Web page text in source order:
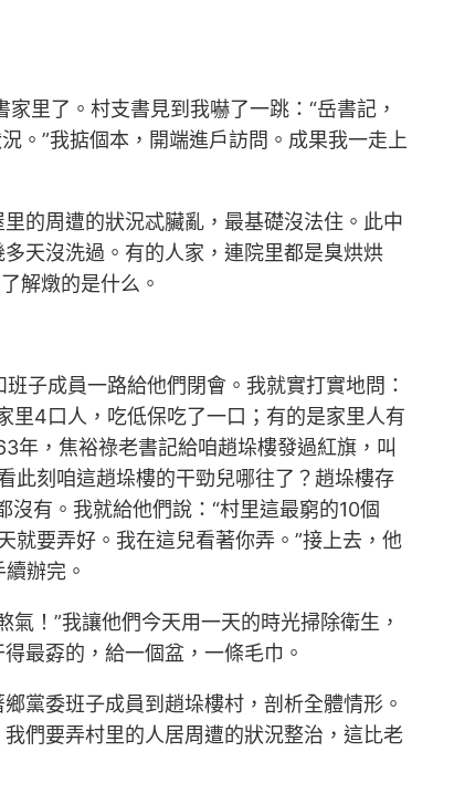
里了。村支書見到我嚇了一跳：“岳書記，
。”我掂個本，開端進戶訪問。成果我一走上
的周遭的狀況忒臟亂，最基礎沒法住。此中
天沒洗過。有的人家，連院里都是臭烘烘
解燉的是什么。
子成員一路給他們閉會。我就實打實地問：
里4口人，吃低保吃了一口；有的是家里人有
年，焦裕祿老書記給咱趙垛樓發過紅旗，叫
此刻咱這趙垛樓的干勁兒哪往了？趙垛樓存
有。我就給他們說：“村里這最窮的10個
就要弄好。我在這兒看著你弄。”接上去，他
辦完。
！”我讓他們今天用一天的時光掃除衛生，
最孬的，給一個盆，一條毛巾。
黨委班子成員到趙垛樓村，剖析全體情形。
們要弄村里的人居周遭的狀況整治，這比老